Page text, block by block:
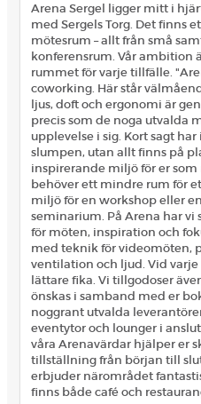
Arena Sergel ligger mitt i
med Sergels Torg. Det finns
mötesrum – allt från små
konferensrum. Vår ambition
rummet för varje tillfälle.
coworking. Här står
ljus, doft och ergonomi är
precis som de noga utvalda
upplevelse i sig. Kort sagt
slumpen, utan allt finns på
inspirerande miljö för er
behöver ett mindre rum för
miljö för en workshop eller
seminarium. På Arena har
för möten, inspiration och
med teknik för videomöten,
ventilation och ljud. Vid
lättare fika. Vi tillgodoser
önskas i samband med er
noggrant utvalda
eventytor och lounger i
våra Arenavärdar hjälper er
tillställning från början till
erbjuder närområdet
finns både café och